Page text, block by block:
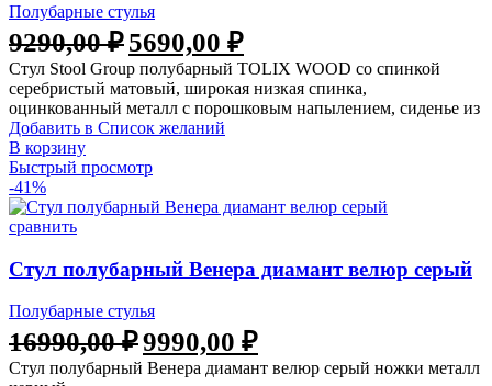
Полубарные стулья
9290,00₽ Первоначальная
цена
составляла
9290,00 ₽.
5690,00 ₽Текущая
цена:
5690,00 ₽.
Стул Stool Group полубарный TOLIX WOOD со спинкой
серебристый матовый, широкая низкая спинка,
оцинкованный металл с порошковым напылением, сиденье из
Добавить в Список желаний
В корзину
Быстрый просмотр
-41%
сравнить
Стул полубарный Венера диамант велюр серый
Полубарные стулья
16990,00₽ Первоначальная
цена
составляла
9990,00 ₽Текущая
цена:
9990,00 ₽.
Стул полубарный Венера диамант велюр серый ножки металл